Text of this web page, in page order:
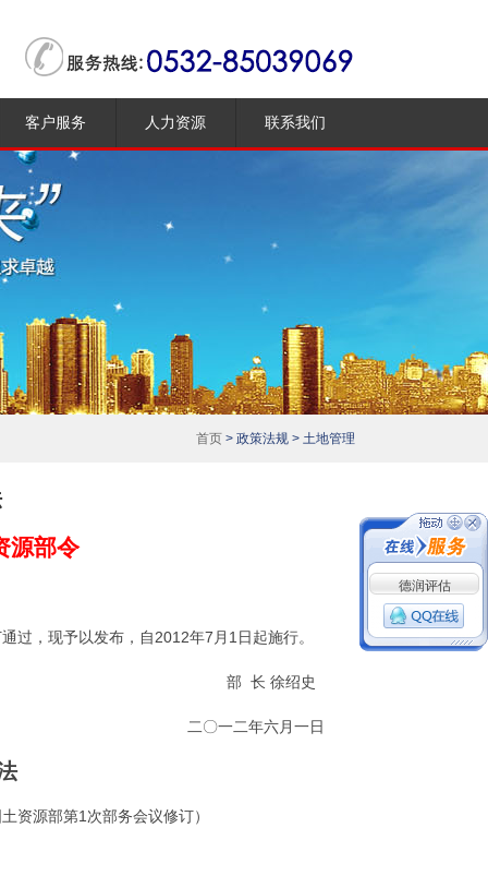
客户服务
评估流程
合作客户
人力资源 联系我们
首页 > 政策法规 > 土地管理
源部令
过，现予以发布，自2012年7月1日起施行。
部 长 徐绍史
二〇一二年六月一日
资源部第1次部务会议修订）
德润评估